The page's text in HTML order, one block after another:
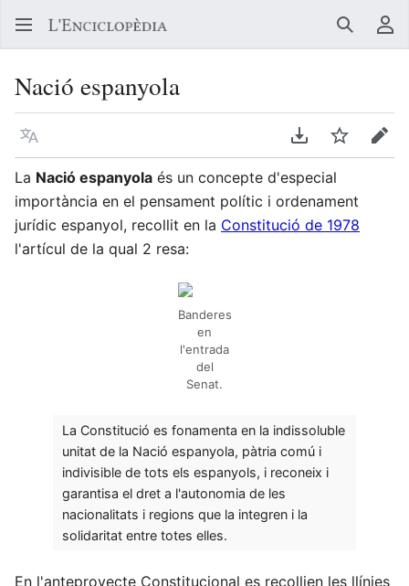
Buscar
Nació espanyola
Llegir en un atre idioma Descarregar en
Vigilar
La Nació espanyola és un concepte d'especial
importància en el pensament polític i ordenament
jurídic espanyol, recollit en la Constitució de 1978
l'artícul de la qual 2 resa:
Banderes
en
l'entrada
del
Senat.
La Constitució es fonamenta en la indissoluble
unitat de la Nació espanyola, pàtria comú i
indivisible de tots els espanyols, i reconeix i
garantisa el dret a l'autonomia de les
nacionalitats i regions que la integren i la
solidaritat entre totes elles.
En l'anteproyecte Constitucional es recollien les llínies